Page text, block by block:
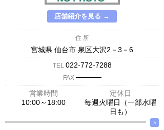
店舗紹介を見る →
住 所
宮城県 仙台市 泉区大沢2－3－6
TEL 022-772-7288
FAX ─────
営業時間
定休日
10:00～18:00
毎週火曜日（一部水曜
日も）
∧